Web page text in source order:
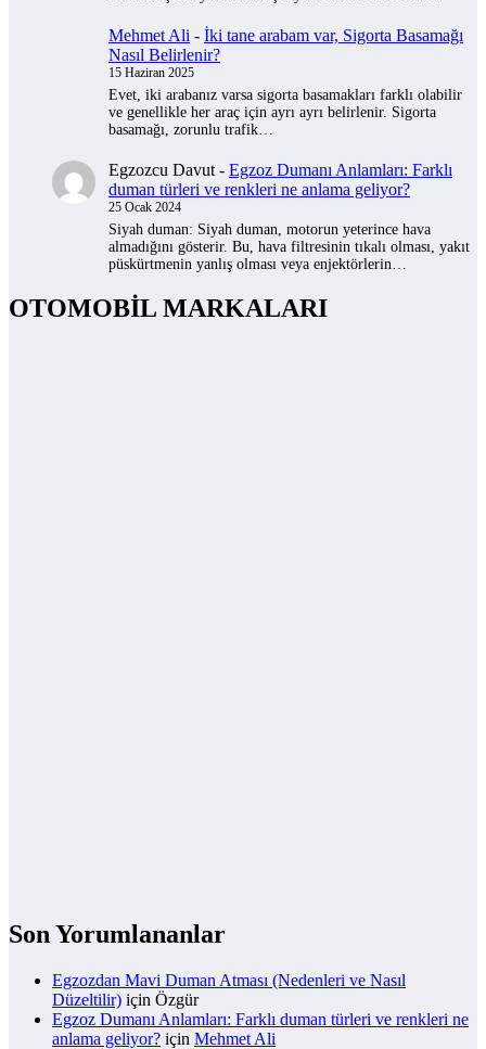
Mehmet Ali - İki tane arabam var, Sigorta Basamağı
Nasıl Belirlenir?
15 Haziran 2025
Evet, iki arabanız varsa sigorta basamakları farklı olabilir
ve genellikle her araç için ayrı ayrı belirlenir. Sigorta
basamağı, zorunlu trafik…
Egzozcu Davut - Egzoz Dumanı Anlamları: Farklı
duman türleri ve renkleri ne anlama geliyor?
25 Ocak 2024
Siyah duman: Siyah duman, motorun yeterince hava
almadığını gösterir. Bu, hava filtresinin tıkalı olması, yakıt
püskürtmenin yanlış olması veya enjektörlerin…
OTOMOBİL MARKALARI
Son Yorumlananlar
Egzozdan Mavi Duman Atması (Nedenleri ve Nasıl
Düzeltilir) için Özgür
Egzoz Dumanı Anlamları: Farklı duman türleri ve renkleri ne
anlama geliyor? için Mehmet Ali